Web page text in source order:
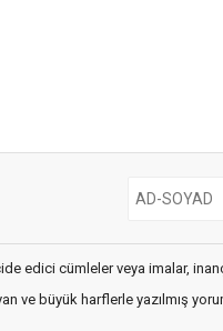
edici cümleler veya imalar,
ve büyük harflerle yazılmış